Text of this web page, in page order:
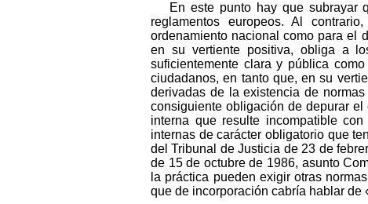
En este punto hay que subrayar
reglamentos europeos. Al
ordenamiento nacional como para el
en su vertiente positiva, obliga a
suficientemente clara y pública
ciudadanos, en tanto que, en su
derivadas de la existencia de
consiguiente obligación de depurar
interna que resulte incompatible
internas de carácter obligatorio que
del Tribunal de Justicia de 23 de
de 15 de octubre de 1986, asunto
la práctica pueden exigir otras
que de incorporación cabría hablar